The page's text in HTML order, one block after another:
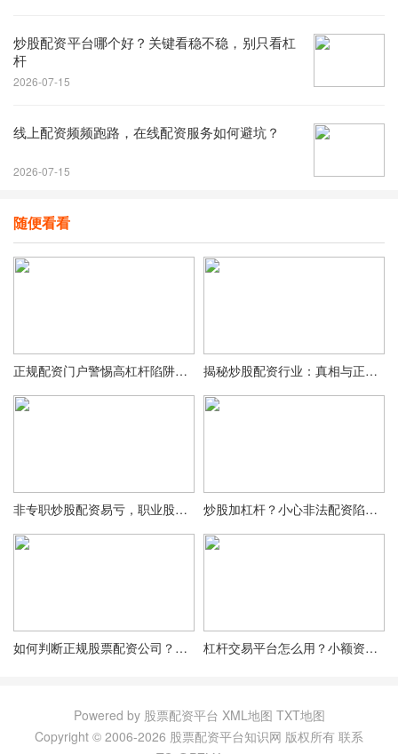
炒股配资平台哪个好？关键看稳不稳，别只看杠
杆
2026-07-15
线上配资频频跑路，在线配资服务如何避坑？
2026-07-15
随便看看
正规配资门户警惕高杠杆陷阱，15倍杠杆别轻信 揭秘炒股配资行业：真相与正确方法，让你不再望而却步
非专职炒股配资易亏，职业股民小林谈配资现状 炒股加杠杆？小心非法配资陷阱，470亿大案曝光
如何判断正规股票配资公司？从多维度帮你综合分析 杠杆交易平台怎么用？小额资金撬动大收益
Powered by 股票配资平台 XML地图 TXT地图
Copyright © 2006-2026 股票配资平台知识网 版权所有 联系